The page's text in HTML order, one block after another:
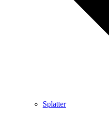
Splatter